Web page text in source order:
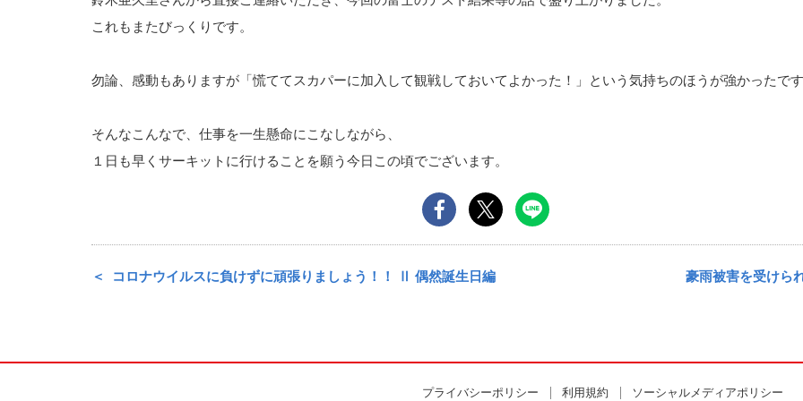
これもまたびっくりです。
勿論、感動もありますが「慌ててスカパーに加入して観戦しておいてよかった！」という気持ちのほうが強かったです
そんなこんなで、仕事を一生懸命にこなしながら、
１日も早くサーキットに行けることを願う今日この頃でございます。
コロナウイルスに負けずに頑張りましょう！！ Ⅱ 偶然誕生日編 豪雨被害を受けら
プライバシーポリシー 利用規約 ソーシャルメディアポリシー